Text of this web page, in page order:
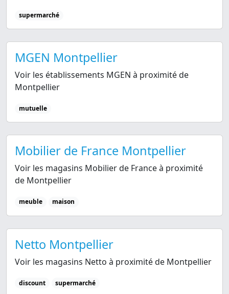
supermarché
MGEN Montpellier
Voir les établissements MGEN à proximité de
Montpellier
mutuelle
Mobilier de France Montpellier
Voir les magasins Mobilier de France à proximité
de Montpellier
meuble maison
Netto Montpellier
Voir les magasins Netto à proximité de Montpellier
discount supermarché